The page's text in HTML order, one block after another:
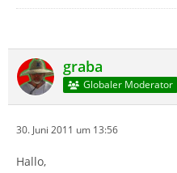
graba
Globaler Moderator
30. Juni 2011 um 13:56
Hallo,